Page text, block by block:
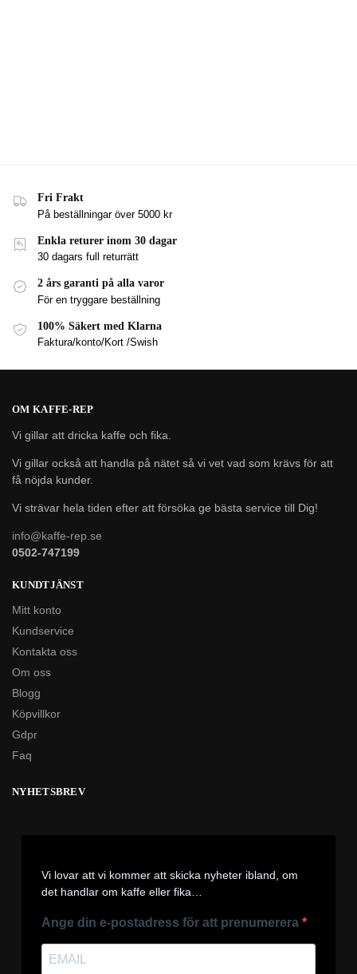
Fri Frakt
På beställningar över 5000 kr
Enkla returer inom 30 dagar
30 dagars full returrätt
2 års garanti på alla varor
För en tryggare beställning
100% Säkert med Klarna
Faktura/konto/Kort /Swish
OM KAFFE-REP
Vi gillar att dricka kaffe och fika.
Vi gillar också att handla på nätet så vi vet vad som krävs för att
få nöjda kunder.
Vi strävar hela tiden efter att försöka ge bästa service till Dig!
info@kaffe-rep.se
0502-747199
KUNDTJÄNST
Mitt konto
Kundservice
Kontakta oss
Om oss
Blogg
Köpvillkor
Gdpr
Faq
NYHETSBREV
Vi lovar att vi kommer att skicka nyheter ibland, om
det handlar om kaffe eller fika…
Ange din e-postadress för att prenumerera